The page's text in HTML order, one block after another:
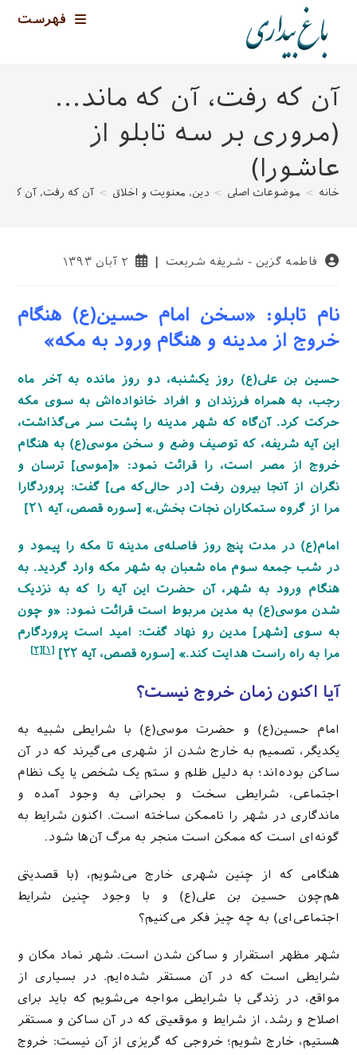
فهرست
آن که رفت، آن که ماند…
(مروری بر سه تابلو از
عاشورا)
خانه > موضوعات اصلی > دین، معنویت و اخلاق > آن که رفت، آن که
نویسندهٔفاطمه گزین - شریفه شریعت
نوشته
۲ آبان ۱۳۹۳
نام تابلو: «سخن امام حسین(ع) هنگام
خروج از مدینه و هنگام ورود به مکه»
حسین بن علی(ع) روز یکشنبه، دو روز مانده به آخر ماه
رجب، به همراه فرزندان و افراد خانوادهاش به سوی مکه
حرکت کرد. آن‌گاه که شهر مدینه را پشت سر میگذاشت،
این آیه شریفه، که توصیف وضع و سخن موسی(ع) به هنگام
خروج از مصر است، را قرائت نمود: «[موسی] ترسان و
نگران از آنجا بیرون رفت [در حالیکه می] گفت: پروردگارا
مرا از گروه ستمکاران نجات بخش.» [سوره قصص، آیه ۲۱]
امام(ع) در مدت پنج روز فاصله‌ی مدینه تا مکه را پیمود و
در شب جمعه سوم ماه شعبان به شهر مکه وارد گردید. به
هنگام ورود به شهر، آن حضرت این آیه را که به نزدیک
شدن موسی(ع) به مدین مربوط است قرائت نمود: «و چون
به سوی [شهر] مدین رو نهاد گفت: امید است پروردگارم
مرا به راه راست هدایت کند.» [سوره قصص، آیه ۲۲]
[۱] [۲]
آیا اکنون زمان خروج نیست؟
امام حسین‌(ع) و حضرت موسی(ع) با شرایطی شبیه به
یکدیگر، تصمیم به خارج شدن از شهری می‌گیرند که در آن
ساکن بوده‌اند؛ به دلیل ظلم و ستم یک شخص یا یک نظام
اجتماعی، شرایطی سخت و بحرانی به وجود آمده و
ماندگاری در شهر را ناممکن ساخته است. اکنون شرایط به
گونه‌ای است که ممکن است منجر به مرگ آن‌ها شود.
هنگامی که از چنین شهری خارج می‌شویم، (با قصدیتی
هم‌چون حسین بن علی(ع) و با وجود چنین شرایط
اجتماعی‌ای) به چه چیز فکر می‌کنیم؟
شهر مظهر استقرار و ساکن شدن است. شهر نماد مکان و
شرایطی است که در آن مستقر شده‌ایم. در بسیاری از
مواقع، در زندگی با شرایطی مواجه می‌شویم که باید برای
اصلاح و رشد، از شرایط و موقعیتی که در آن ساکن و مستقر
هستیم، خارج شویم؛ خروجی که گریزی از آن نیست: خروج